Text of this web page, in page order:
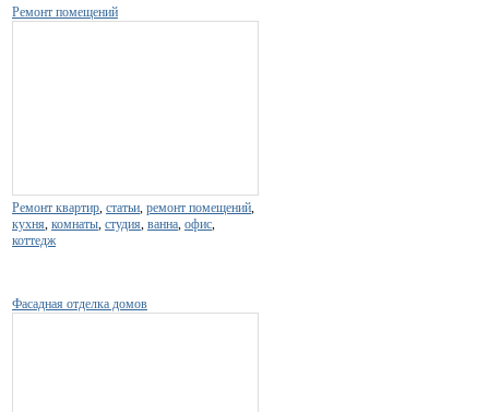
Ремонт помещений
Ремонт квартир, статьи, ремонт помещений,
кухня, комнаты, студия, ванна, офис,
коттедж
Фасадная отделка домов